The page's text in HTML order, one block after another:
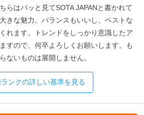
らはパッと見てSOTA JAPANと書かれて
きな魅力。バランスもいいし、ベストな
れます。トレンドをしっかり意識したア
すので、何卒よろしくお願いします。も
ないものは展開しません。
ンクの詳しい基準を見る